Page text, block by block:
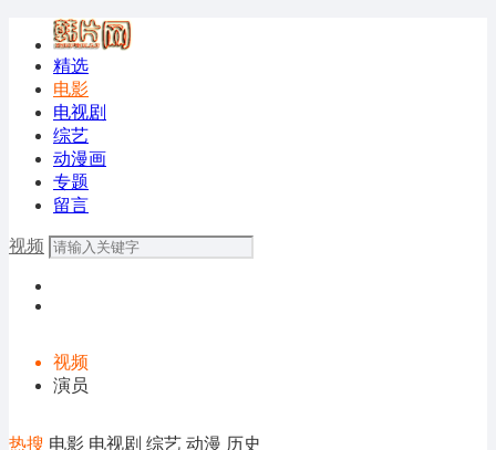
精选
电影
电视剧
综艺
动漫画
专题
留言
视频
视频
演员
热搜 电影 电视剧 综艺 动漫 历史